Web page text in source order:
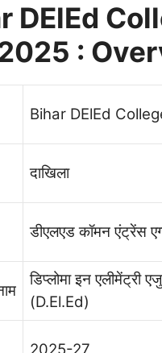
DElEd
:
Bihar DElEd
दाखिला
डीएलएड कॉमन एंट्रेंस
डिप्लोमा इन एलीमेंट्री
(D.El.Ed)